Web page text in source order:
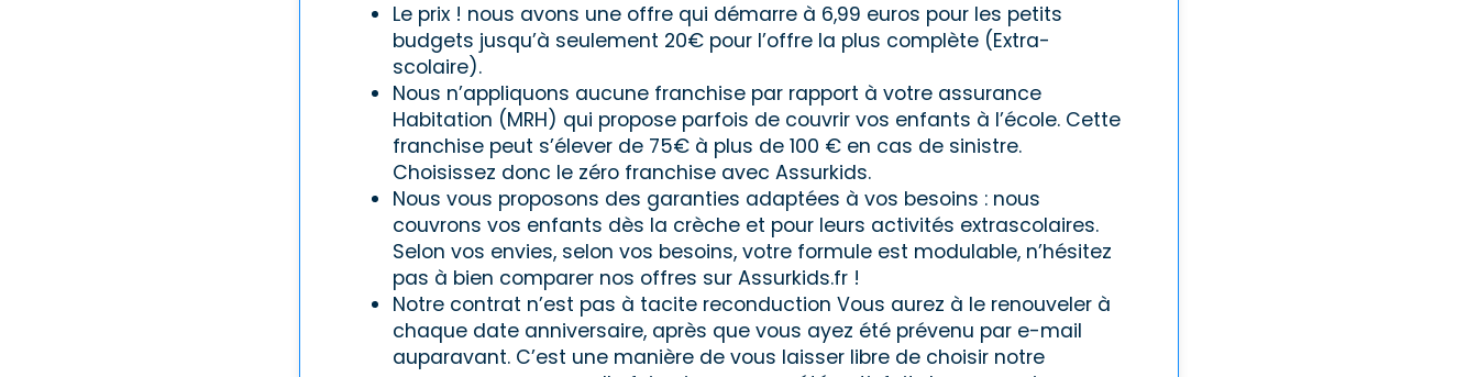
Le prix ! nous avons une offre qui démarre à 6,99 euros pour les petits
budgets jusqu’à seulement 20€ pour l’offre la plus complète (Extra-
scolaire).
Nous n’appliquons aucune franchise par rapport à votre assurance
Habitation (MRH) qui propose parfois de couvrir vos enfants à l’école. Cette
franchise peut s’élever de 75€ à plus de 100 € en cas de sinistre.
Choisissez donc le zéro franchise avec Assurkids.
Nous vous proposons des garanties adaptées à vos besoins : nous
couvrons vos enfants dès la crèche et pour leurs activités extrascolaires.
Selon vos envies, selon vos besoins, votre formule est modulable, n’hésitez
pas à bien comparer nos offres sur Assurkids.fr !
Notre contrat n’est pas à tacite reconduction Vous aurez à le renouveler à
chaque date anniversaire, après que vous ayez été prévenu par e-mail
auparavant. C’est une manière de vous laisser libre de choisir notre